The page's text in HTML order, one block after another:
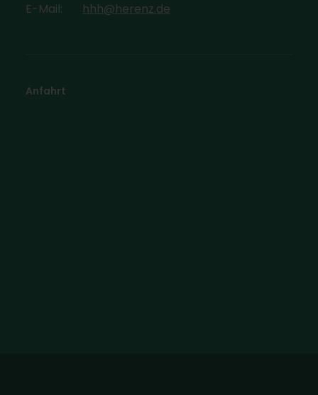
E-Mail:
hhh@herenz.de
Anfahrt